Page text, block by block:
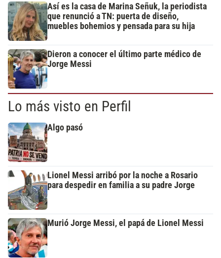
Así es la casa de Marina Señuk, la periodista
que renunció a TN: puerta de diseño,
muebles bohemios y pensada para su hija
Dieron a conocer el último parte médico de
Jorge Messi
Lo más visto en Perfil
Algo pasó
Lionel Messi arribó por la noche a Rosario
para despedir en familia a su padre Jorge
Murió Jorge Messi, el papá de Lionel Messi